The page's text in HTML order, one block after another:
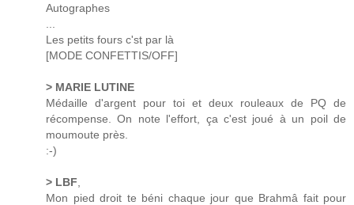
Autographes
Les petits fours c'st par là
[MODE CONFETTIS/OFF]
> MARIE LUTINE
Médaille d'argent pour toi et deux rouleaux de PQ de
récompense. On note l'effort, ça c'est joué à un poil de
moumoute près.
:-)
> LBF
Mon pied droit te béni chaque jour que Brahmâ fait pour